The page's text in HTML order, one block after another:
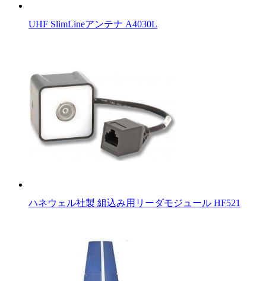
UHF SlimLineアンテナ A4030L
ハネウェル社製 組込み用リーダモジュール HF521